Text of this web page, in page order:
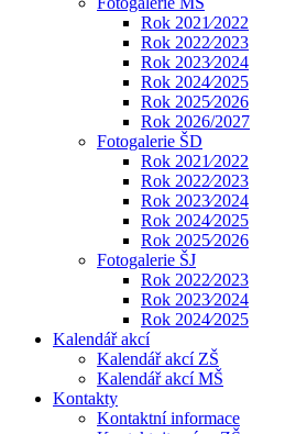
Rok 2021⁄2022
Rok 2022⁄2023
Rok 2023⁄2024
Rok 2024⁄2025
Rok 2025⁄2026
Rok 2026/2027
Fotogalerie ŠD
Rok 2021⁄2022
Rok 2022⁄2023
Rok 2023⁄2024
Rok 2024⁄2025
Rok 2025⁄2026
Fotogalerie ŠJ
Rok 2022⁄2023
Rok 2023⁄2024
Rok 2024⁄2025
Kalendář akcí
Kalendář akcí ZŠ
Kalendář akcí MŠ
Kontakty
Kontaktní informace